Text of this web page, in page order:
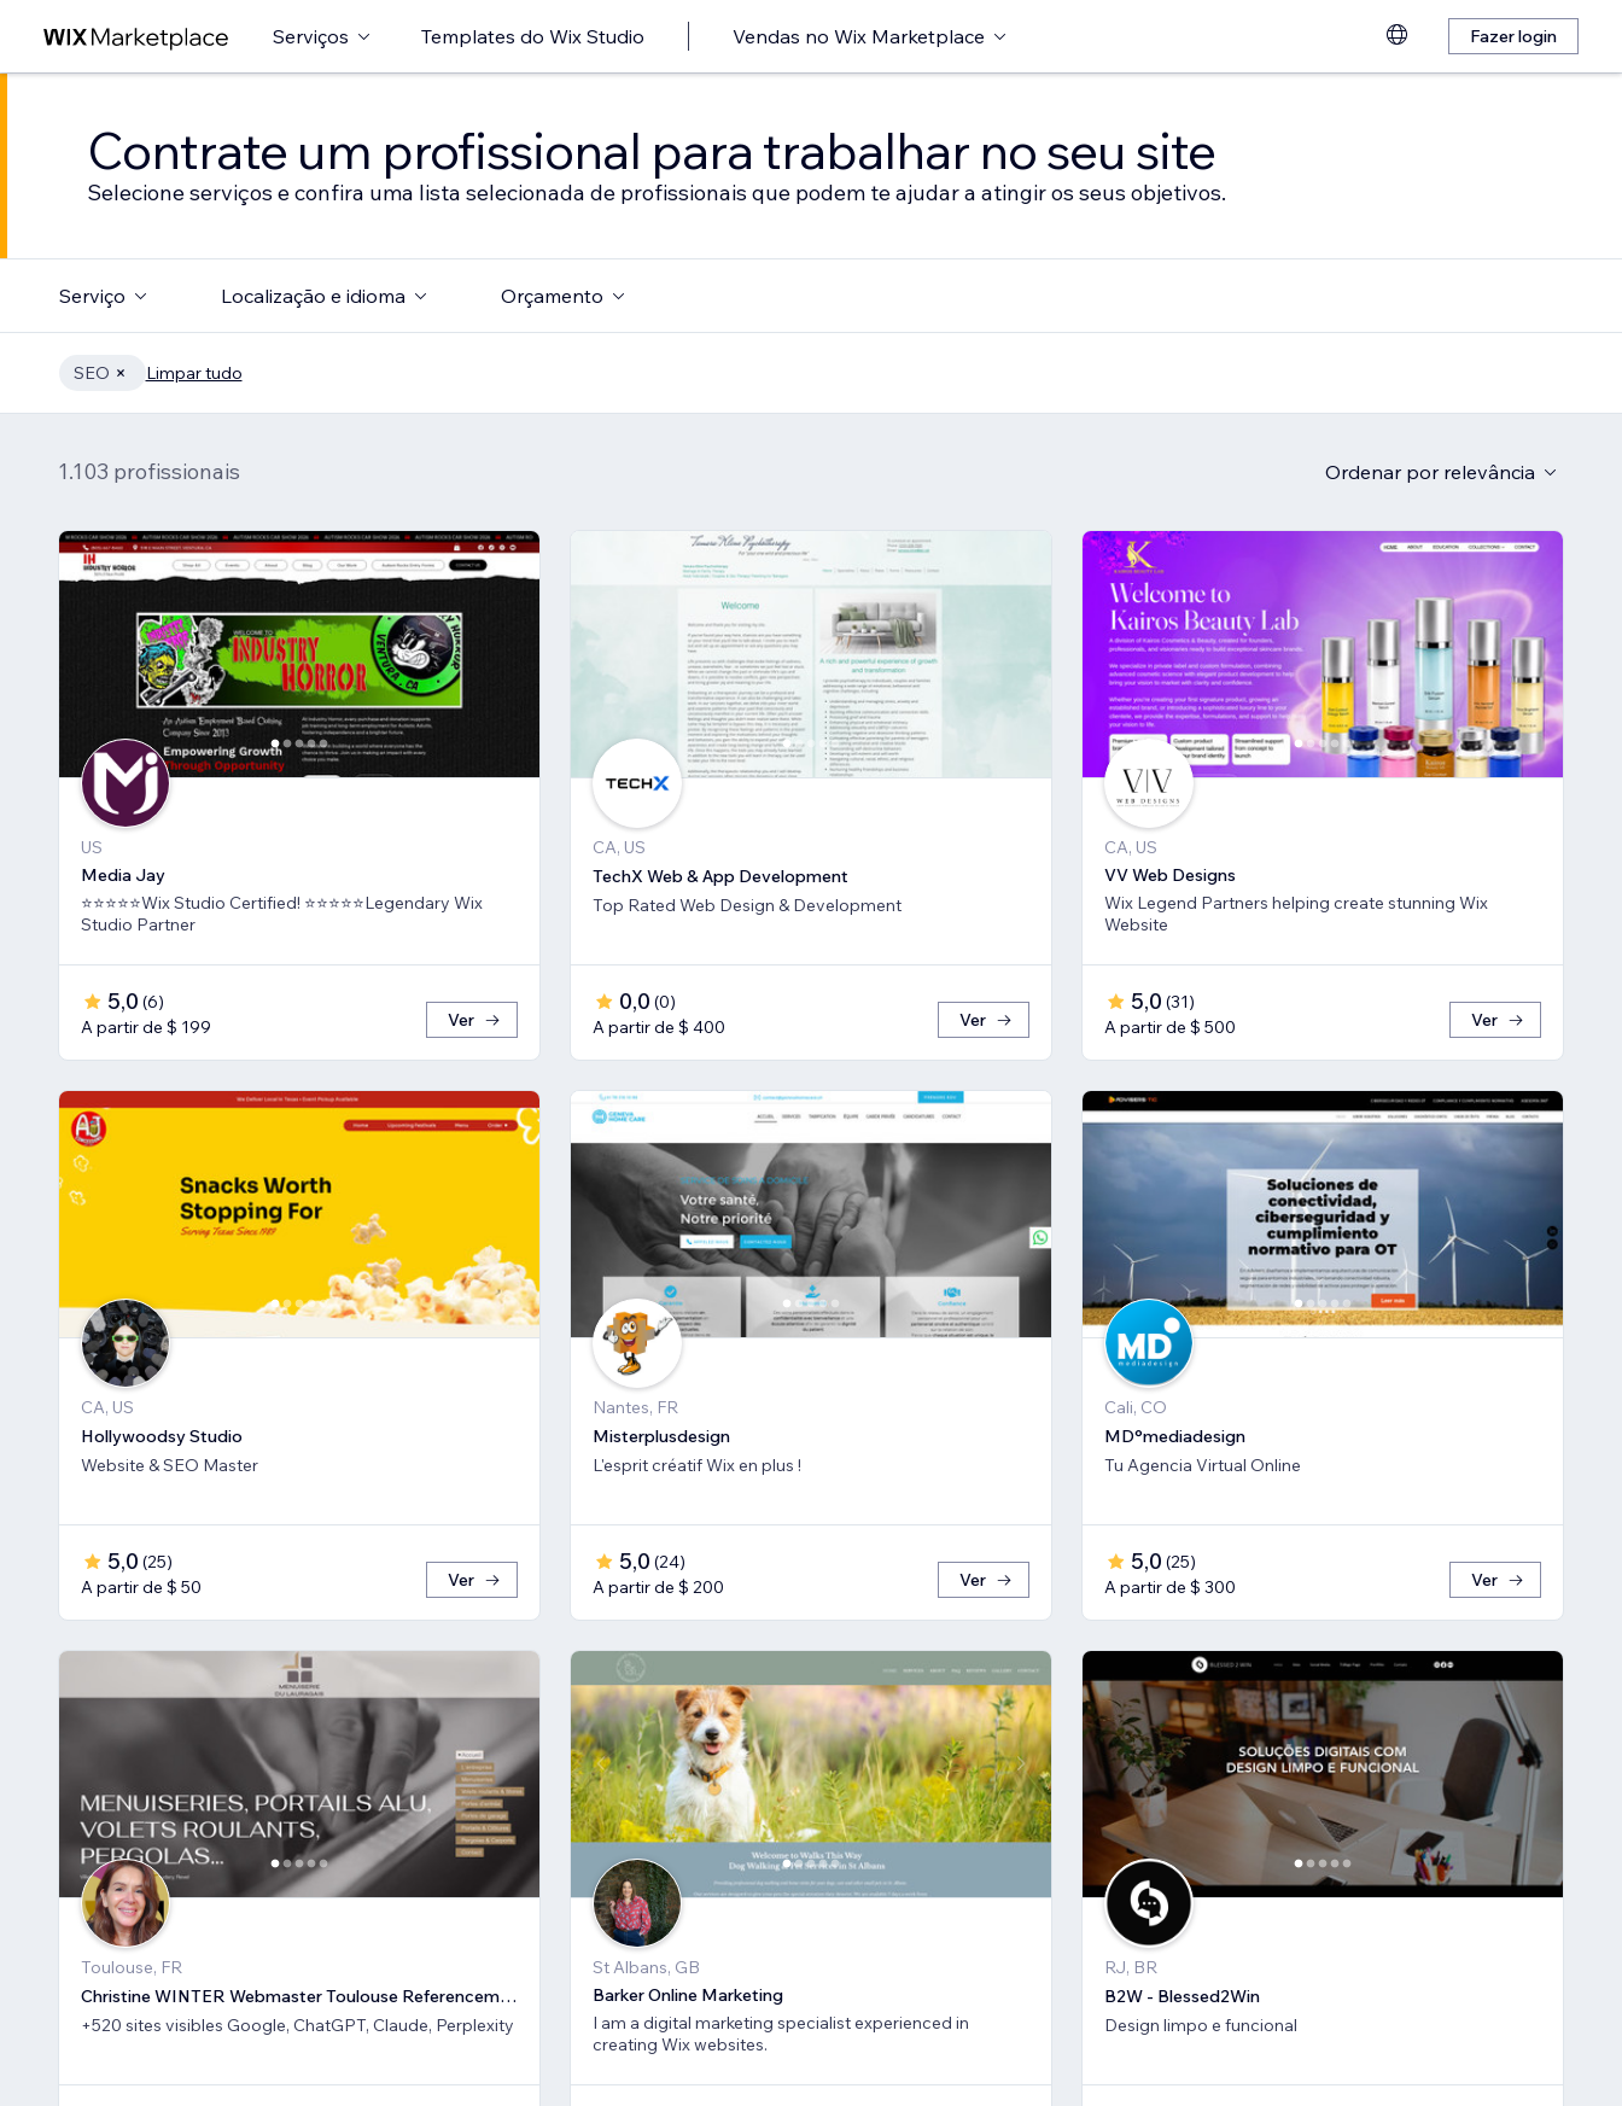
Serviços Templates do Wix Studio Vendas no Wix Marketplace Fazer login
Contrate um profissional para trabalhar no seu site
Selecione serviços e confira uma lista selecionada de profissionais que podem te ajudar a atingir os seus objetivos.
Serviço Localização e idioma Orçamento
SEO Limpar tudo
1.103 profissionais Ordenar por relevância
US
Media Jay
⭐⭐⭐⭐⭐Wix Studio Certified! ⭐⭐⭐⭐⭐Legendary Wix
Studio Partner
5,0 (6)
A partir de $ 199
Ver
CA, US
TechX Web & App Development
Top Rated Web Design & Development
0,0 (0)
A partir de $ 400
Ver
CA, US
VV Web Designs
Wix Legend Partners helping create stunning Wix
Website
5,0 (31)
A partir de $ 500
Ver
CA, US
Hollywoodsy Studio
Website & SEO Master
5,0 (25)
A partir de $ 50
Ver
Nantes, FR
Misterplusdesign
L'esprit créatif Wix en plus !
5,0 (24)
A partir de $ 200
Ver
Cali, CO
MD°mediadesign
Tu Agencia Virtual Online
5,0 (25)
A partir de $ 300
Ver
Toulouse, FR
Christine WINTER Webmaster Toulouse Referencement SEO GEO IA
+520 sites visibles Google, ChatGPT, Claude, Perplexity
St Albans, GB
Barker Online Marketing
I am a digital marketing specialist experienced in
creating Wix websites.
RJ, BR
B2W - Blessed2Win
Design limpo e funcional